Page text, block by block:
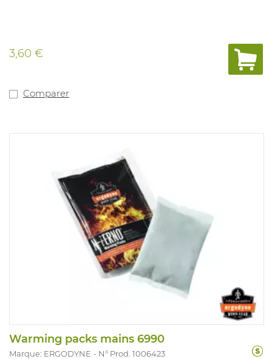
3,60 €
Comparer
Warming packs mains 6990
Marque: ERGODYNE N° Prod. 1006423